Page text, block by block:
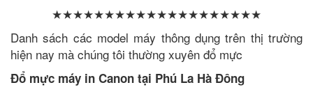
★★★★★★★★★★★★★★★★★★★★
Danh sách các model máy thông dụng trên thị trường
hiện nay mà chúng tôi thường xuyên đổ mực
Đổ mực máy in Canon tại Phú La Hà Đông